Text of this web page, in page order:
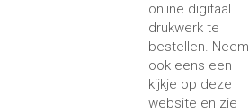
online digitaal
drukwerk te
bestellen. Neem
ook eens een
kijkje op deze
website en zie